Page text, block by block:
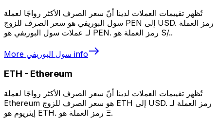
تُظهر تقييمات العملات لدينا أنّ سعر الصرف الأكثر رواجًا لعملة
سول البوريفي هو سعر الصرف للزوج PEN إلى USD. رمز العملة
لـ عملات سول البوريفي هو PEN. رمز العملة هو S/..
More سول البوريفي info
ETH - Ethereum
تُظهر تقييمات العملات لدينا أنّ سعر الصرف الأكثر رواجًا لعملة
Ethereum هو سعر الصرف للزوج ETH إلى USD. رمز العملة لـ
إيثريوم هو ETH. رمز العملة هو Ξ.